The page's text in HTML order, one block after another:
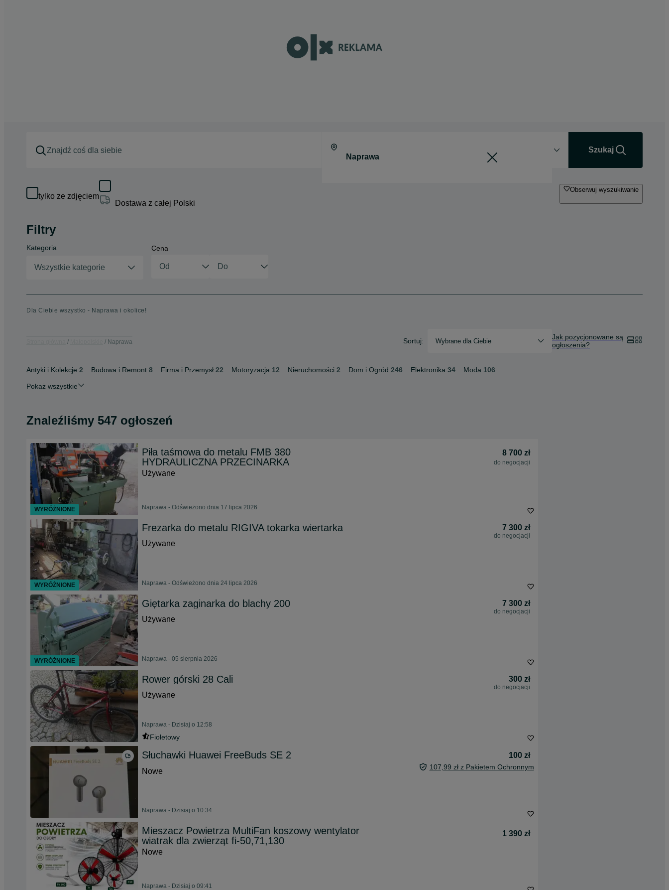
Szukaj
tylko ze zdjęciem
Dostawa z całej Polski
Obserwuj wyszukiwanie
Filtry
Kategoria
Wszystkie kategorie
Cena
Dla Ciebie wszystko - Naprawa i okolice!
Naprawa Sortuj: Wybrane dla Ciebie
Jak pozycjonowane są
ogłoszenia?
Antyki i Kolekcje 2 Budowa i Remont 8 Firma i Przemysł 22 Motoryzacja 12 Nieruchomości 2 Dom i Ogród 246 Elektronika 34 Moda 106
Pokaż wszystkie
Znaleźliśmy 547 ogłoszeń
Piła taśmowa do metalu FMB 380
HYDRAULICZNA PRZECINARKA
8 700 zł
do negocjacji
Używane
Naprawa - Odświeżono dnia 17 lipca 2026
Frezarka do metalu RIGIVA tokarka wiertarka 7 300 zł
do negocjacji
Używane
Naprawa - Odświeżono dnia 24 lipca 2026
Giętarka zaginarka do blachy 200 7 300 zł
do negocjacji
Używane
Naprawa - 05 sierpnia 2026
Rower górski 28 Cali 300 zł
do negocjacji
Używane
Naprawa - Dzisiaj o 12:58
Fioletowy
Słuchawki Huawei FreeBuds SE 2
100 zł
Nowe
107,99 zł z Pakietem Ochronnym
Naprawa - Dzisiaj o 10:34
Mieszacz Powietrza MultiFan koszowy wentylator
wiatrak dla zwierząt fi-50,71,130
1 390 zł
Nowe
Naprawa - Dzisiaj o 09:41
WYRÓŻNIONE
WYRÓŻNIONE
WYRÓŻNIONE